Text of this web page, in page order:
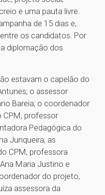
e uma pauta livre.
de 15 dias e,
os candidatos. Por
diplomação dos
estavam o capelão do
o assessor
Bareia; o coordenador
CPM, professor
Pedagógica do
Junqueira; as
CPM, professora
Maria Justino e
do projeto,
assessora da